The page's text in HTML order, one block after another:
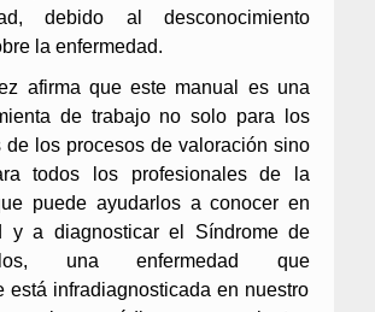
, debido al desconocimiento
la enfermedad.
afirma que este manual es una
de trabajo no solo para los
de los procesos de valoración sino
todos los profesionales de la
puede ayudarlos a conocer en
y a diagnosticar el
Síndrome de
una enfermedad que
está infradiagnosticada en nuestro